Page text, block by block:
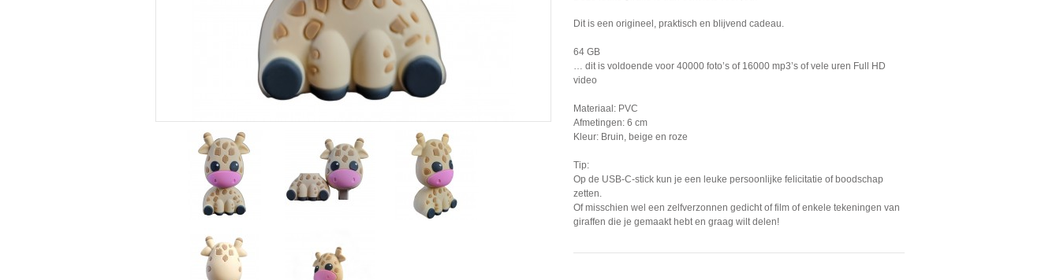
Dit is een origineel, praktisch en blijvend cadeau.
64 GB
… dit is voldoende voor 40000 foto’s of 16000 mp3’s of vele uren Full HD
video
Materiaal: PVC
Afmetingen: 6 cm
Kleur: Bruin, beige en roze
Tip:
Op de USB-C-stick kun je een leuke persoonlijke felicitatie of boodschap
zetten.
Of misschien wel een zelfverzonnen gedicht of film of enkele tekeningen van
giraffen die je gemaakt hebt en graag wilt delen!